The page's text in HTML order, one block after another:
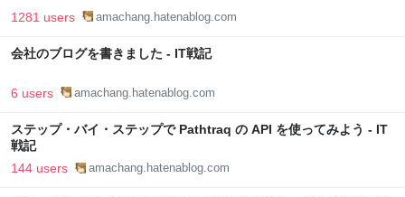
1281 users amachang.hatenablog.com
会社のブログを書きました - IT戦記
6 users amachang.hatenablog.com
ステップ・バイ・ステップで Pathtraq の API を使ってみよう - IT
戦記
144 users amachang.hatenablog.com